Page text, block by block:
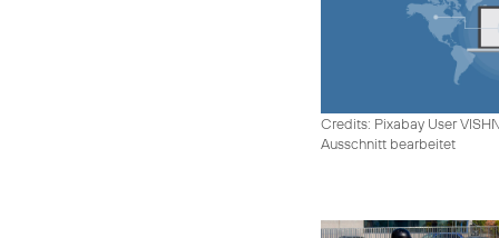
Credits: Pixabay User
Ausschnitt bearbeitet